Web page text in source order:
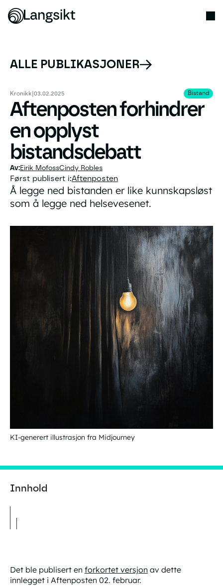
ALLE PUBLIKASJONER
Kronikk|03.02.2025 Bistand
Bistand
Aftenposten forhindrer
en opplyst
bistandsdebatt
Eirik MofossCindy Robles
Først publisert i:Aftenposten
Å legge ned bistanden er like kunnskapsløst
som å legge ned helsevesenet.
KI-generert illustrasjon fra Midjourney
Innhold
Det ble publisert en forkortet versjon av dette
innlegget i Aftenposten 02. februar.